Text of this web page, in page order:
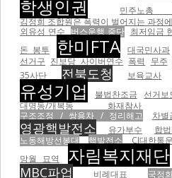
학생인권 민주노
김정희 조합원은 폭력이 벌어지는 과정
외유성 연수 버스운행 중단 최저임금
돈 봉투
한미FTA 대국민사과
선거구 진보당 사이버연수 폭력 무주
35사단
전북도청 보육교사
유성기업 불법찬조금 선거보
대명동/개복동 화재참사
구조조정 / 쌍용차 / 정리해고
차별
영광핵발전소 유가부수 합
노동해방선봉대
핵발전소 CJ대한통
망월 묘역
자림복지재단
MBC파업 비례대표 국정